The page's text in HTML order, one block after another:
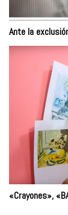
Ante la
«Crayones»,